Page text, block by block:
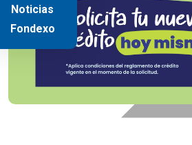
Noticias
Fondexo